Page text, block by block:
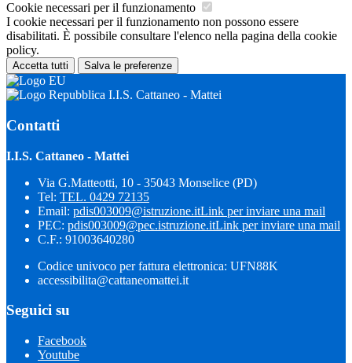
Cookie necessari per il funzionamento
I cookie necessari per il funzionamento non possono essere
disabilitati. È possibile consultare l'elenco nella pagina della cookie
policy.
Accetta tutti Salva le preferenze
I.I.S. Cattaneo - Mattei
Contatti
I.I.S. Cattaneo - Mattei
Via G.Matteotti, 10 - 35043 Monselice (PD)
Tel: TEL. 0429 72135
Email: pdis003009@istruzione.itLink per inviare una mail
PEC: pdis003009@pec.istruzione.itLink per inviare una mail
C.F.: 91003640280
Codice univoco per fattura elettronica: UFN88K
accessibilita@cattaneomattei.it
Seguici su
Facebook
Youtube